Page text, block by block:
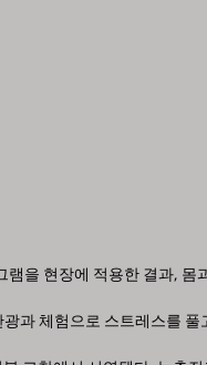
을 현장에 적용한 결과, 몸
과 체험으로 스트레스를 풀